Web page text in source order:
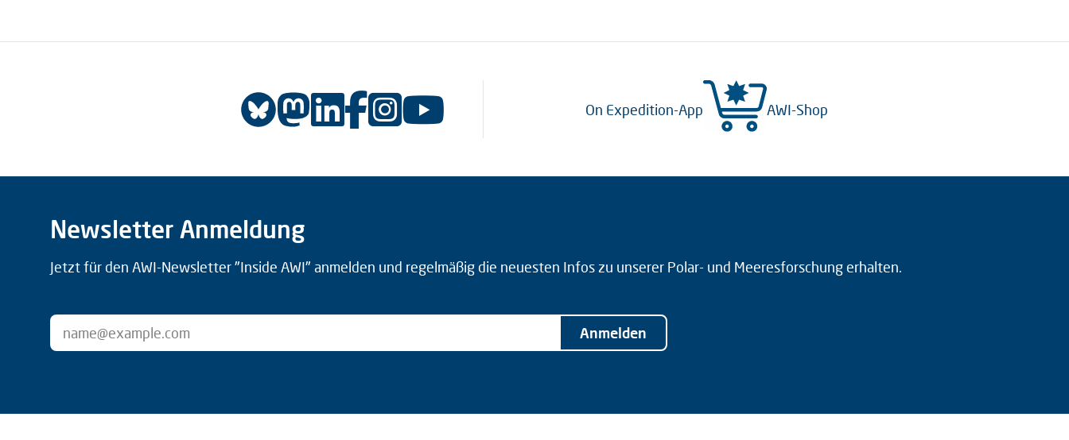
On Expedition-App AWI-Shop
Newsletter Anmeldung
Jetzt für den AWI-Newsletter "Inside AWI" anmelden und regelmäßig die neuesten Infos zu unserer Polar- und Meeresforschung erhalten.
Anmelden